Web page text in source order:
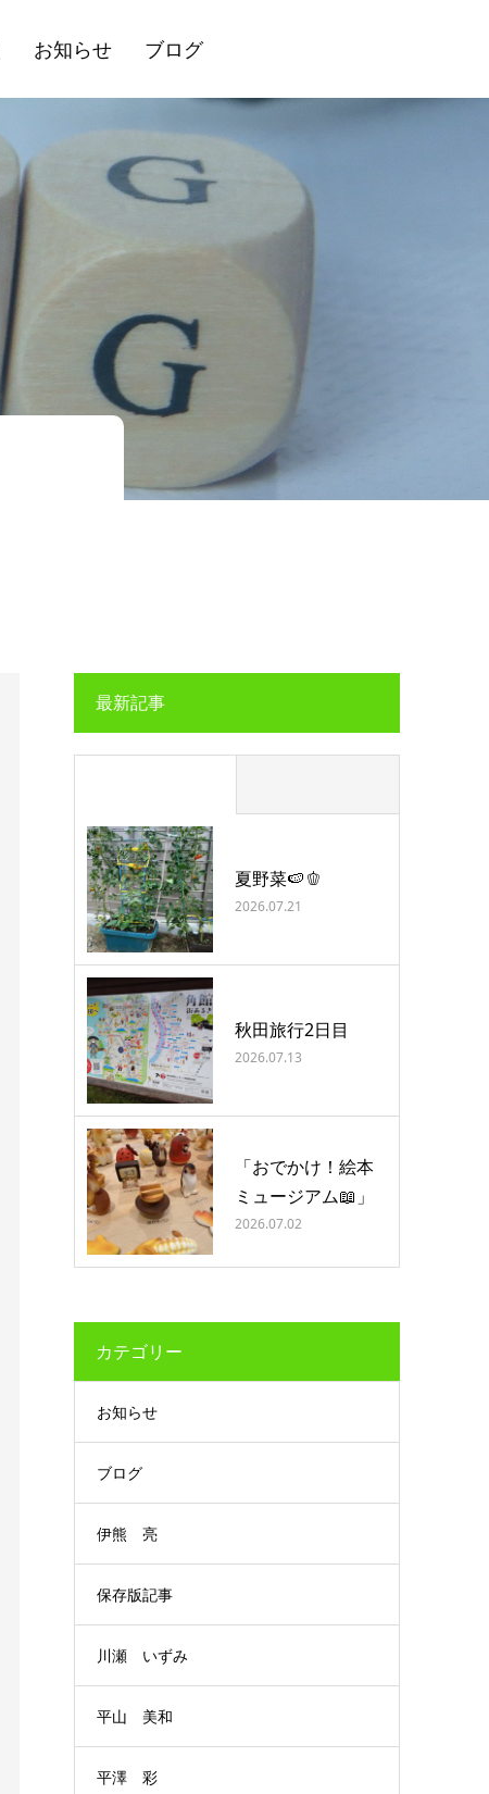
お知らせ ブログ
最新記事
夏野菜🍉🫑
2026.07.21
秋田旅行2日目
2026.07.13
「おでかけ！絵本
ミュージアム📖」
2026.07.02
カテゴリー
お知らせ
ブログ
伊熊 亮
保存版記事
川瀬 いずみ
平山 美和
平澤 彩